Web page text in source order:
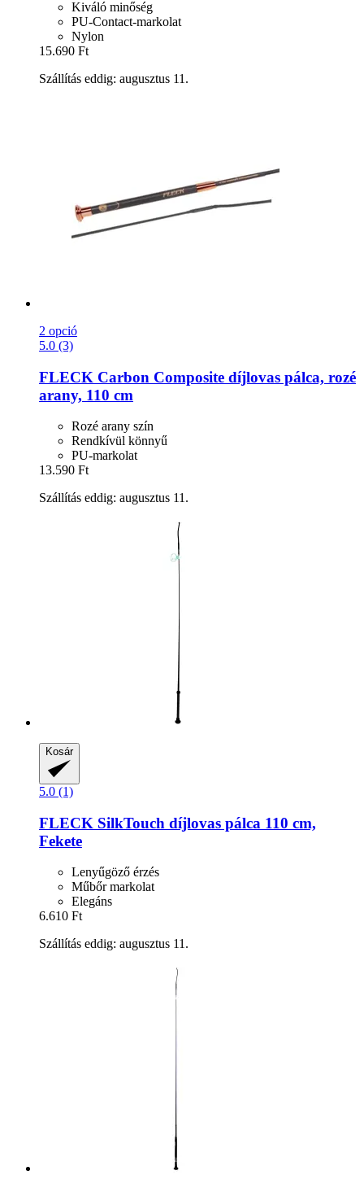
Kiváló minőség
PU-Contact-markolat
Nylon
15.690 Ft
Szállítás eddig: augusztus 11.
2 opció
5.0 (3)
FLECK Carbon Composite díjlovas pálca, rozé
arany, 110 cm
Rozé arany szín
Rendkívül könnyű
PU-markolat
13.590 Ft
Szállítás eddig: augusztus 11.
Kosár
5.0 (1)
FLECK SilkTouch díjlovas pálca 110 cm,
Fekete
Lenyűgöző érzés
Műbőr markolat
Elegáns
6.610 Ft
Szállítás eddig: augusztus 11.